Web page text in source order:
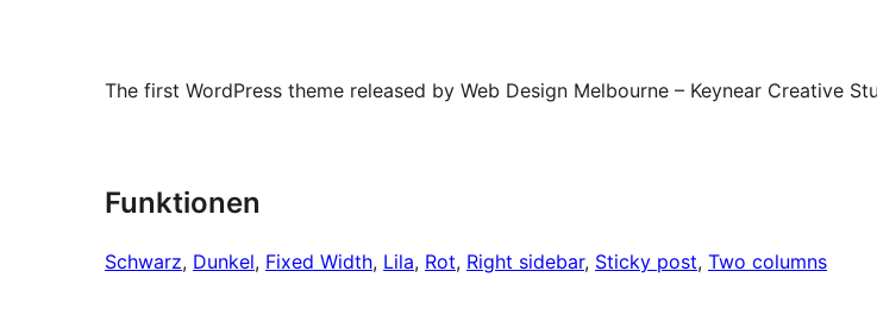
The first WordPress theme released by Web Design Melbourne – Keynear Creative
Funktionen
Schwarz, Dunkel, Fixed Width, Lila, Rot, Right sidebar, Sticky post, Two columns